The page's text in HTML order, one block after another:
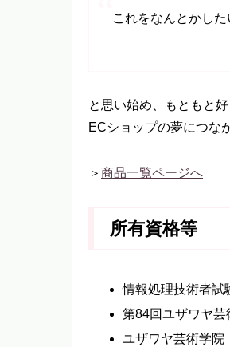
これをなんとかした
と思い始め、もともと
ECショップの夢につな
＞ 商品一覧ページへ
所有資格等
情報処理技術者試
第84回ユザワヤ
ユザワヤ芸術学